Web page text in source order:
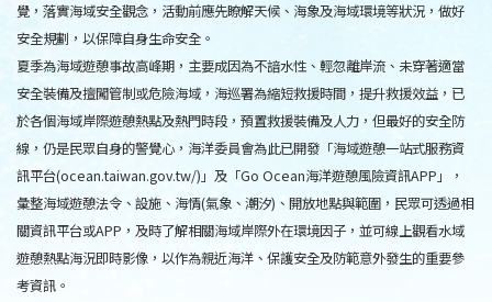
覺，落實海域安全觀念，活動前應先瞭解天候、海象及海域環境等狀況，做好
安全規劃，以保障自身生命安全。
夏季為海域遊憩事故高峰期，主要成因為不諳水性、輕忽離岸流、未穿著適當
安全裝備及擅闖管制或危險海域，海巡署為縮短救援時間，提升救援效益，已
於各個海域岸際遊憩熱點及熱門時段，預置救援裝備及人力，但最好的安全防
線，仍是民眾自身的警覺心，海洋委員會為此已開發「海域遊憩一站式服務資
訊平台(ocean.taiwan.gov.tw/)」及「Go Ocean海洋遊憩風險資訊APP」，
彙整海域遊憩法令、設施、海情(氣象、潮汐)、開放地點與範圍，民眾可透過相
關資訊平台或APP，及時了解相關海域岸際外在環境因子，並可線上觀看水域
遊憩熱點海況即時影像，以作為親近海洋、保護安全及防範意外發生的重要參
考資訊。